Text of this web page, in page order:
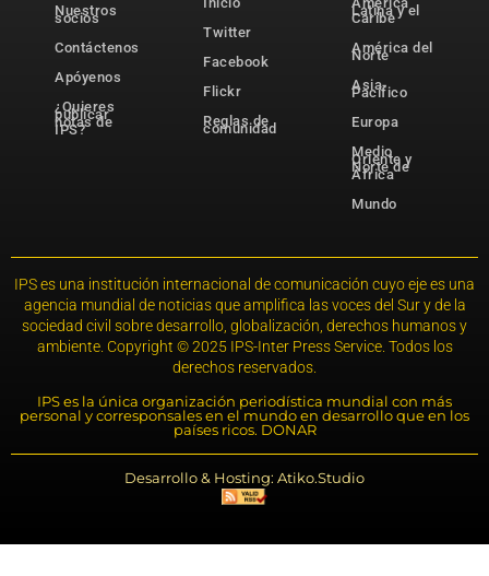
Nuestros
socios
Contáctenos
Apóyenos
¿Quieres
publicar
notas de
IPS?
Twitter
Facebook
Flickr
Reglas de
comunidad
Latina y el
Caribe
América del
Norte
Asia-
Pacífico
Europa
Medio
Oriente y
Norte de
África
Mundo
IPS es una institución internacional de comunicación cuyo eje es una
agencia mundial de noticias que amplifica las voces del Sur y de la
sociedad civil sobre desarrollo, globalización, derechos humanos y
ambiente. Copyright © 2025 IPS-Inter Press Service. Todos los
derechos reservados.
IPS es la única organización periodística mundial con más
personal y corresponsales en el mundo en desarrollo que en los
países ricos. DONAR
Desarrollo & Hosting: Atiko.Studio